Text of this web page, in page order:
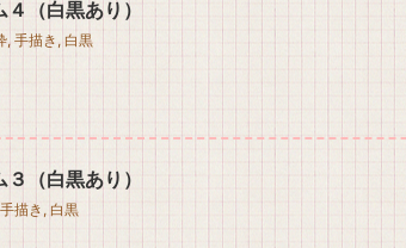
（白黒あり）
, 手描き , 白黒
（白黒あり）
手描き , 白黒